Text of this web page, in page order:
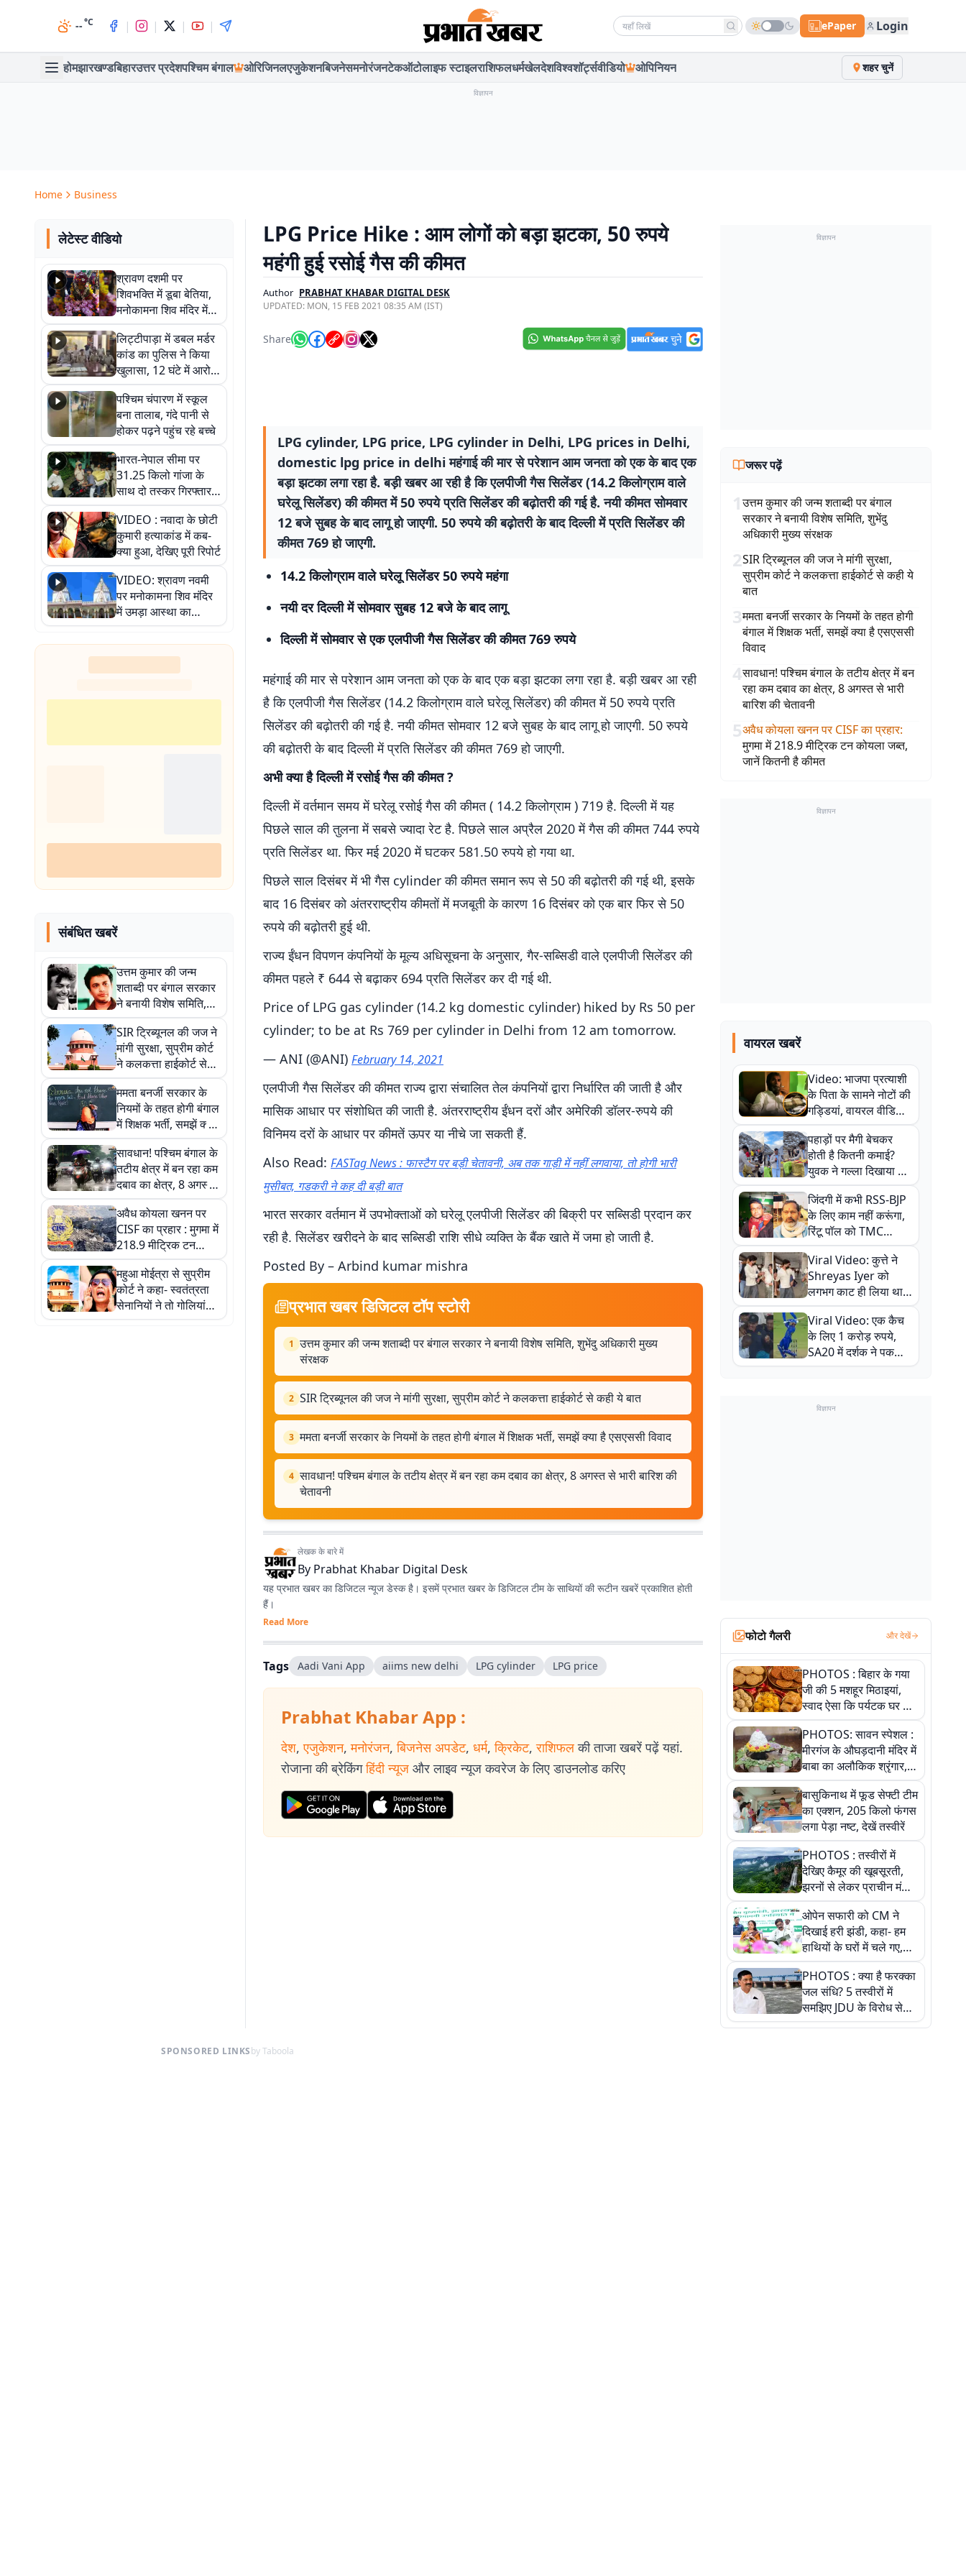
--°C | | | | Search news ePaper Login
होमझारखण्डबिहारउत्तर प्रदेशपश्चिम बंगाल ओरिजिनलएजुकेशनबिजनेसमनोरंजनटेकऑटोलाइफ स्टाइलराशिफलधर्मखेलदेशविश्वशॉर्ट्सवीडियो ओपिनियन शहर चुनें
विज्ञापन
Home Business
लेटेस्ट वीडियो
श्रावण दशमी पर
शिवभक्ति में डूबा बेतिया,
मनोकामना शिव मंदिर में
हुआ भव्य श्रृंगार
लिट्टीपाड़ा में डबल मर्डर
कांड का पुलिस ने किया
खुलासा, 12 घंटे में आरोपी
गिरफ्तार
पश्चिम चंपारण में स्कूल
बना तालाब, गंदे पानी से
होकर पढ़ने पहुंच रहे बच्चे
भारत-नेपाल सीमा पर
31.25 किलो गांजा के
साथ दो तस्कर गिरफ्तार,
नेपाली नंबर की बाइक
जब्त
VIDEO : नवादा के छोटी
कुमारी हत्याकांड में कब-
क्या हुआ, देखिए पूरी रिपोर्ट
VIDEO: श्रावण नवमी
पर मनोकामना शिव मंदिर
में उमड़ा आस्था का
सैलाब, हर-हर महादेव के
जयघोष से गूंजा परिसर
संबंधित खबरें
उत्तम कुमार की जन्म
शताब्दी पर बंगाल सरकार
ने बनायी विशेष समिति,
शुभेंदु अधिकारी मुख्य
संरक्षक
SIR ट्रिब्यूनल की जज ने
मांगी सुरक्षा, सुप्रीम कोर्ट
ने कलकत्ता हाईकोर्ट से
कही ये बात
ममता बनर्जी सरकार के
नियमों के तहत होगी बंगाल
में शिक्षक भर्ती, समझें क्या
है एसएससी विवाद
सावधान! पश्चिम बंगाल के
तटीय क्षेत्र में बन रहा कम
दबाव का क्षेत्र, 8 अगस्त
से भारी बारिश की चेतावनी
अवैध कोयला खनन पर
CISF का प्रहार : मुगमा में
218.9 मीट्रिक टन
कोयला जब्त, जानें कितनी
है कीमत
महुआ मोईत्रा से सुप्रीम
कोर्ट ने कहा- स्वतंत्रता
सेनानियों ने तो गोलियां
खायीं थीं, आपको अंडे से
LPG Price Hike : आम लोगों को बड़ा झटका, 50 रुपये
महंगी हुई रसोई गैस की कीमत
Author PRABHAT KHABAR DIGITAL DESK
UPDATED: MON, 15 FEB 2021 08:35 AM (IST)
Share
LPG cylinder, LPG price, LPG cylinder in Delhi, LPG prices in Delhi,
domestic lpg price in delhi महंगाई की मार से परेशान आम जनता को एक के बाद एक
बड़ा झटका लगा रहा है. बड़ी खबर आ रही है कि एलपीजी गैस सिलेंडर (14.2 किलोग्राम वाले
घरेलू सिलेंडर) की कीमत में 50 रुपये प्रति सिलेंडर की बढ़ोतरी की गई है. नयी कीमत सोमवार
12 बजे सुबह के बाद लागू हो जाएगी. 50 रुपये की बढ़ोतरी के बाद दिल्ली में प्रति सिलेंडर की
कीमत 769 हो जाएगी.
14.2 किलोग्राम वाले घरेलू सिलेंडर 50 रुपये महंगा
नयी दर दिल्ली में सोमवार सुबह 12 बजे के बाद लागू
दिल्ली में सोमवार से एक एलपीजी गैस सिलेंडर की कीमत 769 रुपये
महंगाई की मार से परेशान आम जनता को एक के बाद एक बड़ा झटका लगा रहा है. बड़ी खबर आ रही
है कि एलपीजी गैस सिलेंडर (14.2 किलोग्राम वाले घरेलू सिलेंडर) की कीमत में 50 रुपये प्रति
सिलेंडर की बढ़ोतरी की गई है. नयी कीमत सोमवार 12 बजे सुबह के बाद लागू हो जाएगी. 50 रुपये
की बढ़ोतरी के बाद दिल्ली में प्रति सिलेंडर की कीमत 769 हो जाएगी.
अभी क्या है दिल्ली में रसोई गैस की कीमत ?
दिल्ली में वर्तमान समय में घरेलू रसोई गैस की कीमत ( 14.2 किलोग्राम ) 719 है. दिल्ली में यह
पिछले साल की तुलना में सबसे ज्यादा रेट है. पिछले साल अप्रैल 2020 में गैस की कीमत 744 रुपये
प्रति सिलेंडर था. फिर मई 2020 में घटकर 581.50 रुपये हो गया था.
पिछले साल दिसंबर में भी गैस cylinder की कीमत समान रूप से 50 की बढ़ोतरी की गई थी, इसके
बाद 16 दिसंबर को अंतरराष्ट्रीय कीमतों में मजबूती के कारण 16 दिसंबर को एक बार फिर से 50
रुपये की बढ़ोतरी हुई थी.
राज्य ईंधन विपणन कंपनियों के मूल्य अधिसूचना के अनुसार, गैर-सब्सिडी वाले एलपीजी सिलेंडर की
कीमत पहले ₹ 644 से बढ़ाकर 694 प्रति सिलेंडर कर दी गई थी.
Price of LPG gas cylinder (14.2 kg domestic cylinder) hiked by Rs 50 per
cylinder; to be at Rs 769 per cylinder in Delhi from 12 am tomorrow.
— ANI (@ANI) February 14, 2021
एलपीजी गैस सिलेंडर की कीमत राज्य द्वारा संचालित तेल कंपनियों द्वारा निर्धारित की जाती है और
मासिक आधार पर संशोधित की जाती है. अंतरराष्ट्रीय ईंधन दरों और अमेरिकी डॉलर-रुपये की
विनिमय दरों के आधार पर कीमतें ऊपर या नीचे जा सकती हैं.
Also Read: FASTag News : फास्टैग पर बड़ी चेतावनी, अब तक गाड़ी में नहीं लगवाया, तो होगी भारी
मुसीबत, गडकरी ने कह दी बड़ी बात
भारत सरकार वर्तमान में उपभोक्ताओं को घरेलू एलपीजी सिलेंडर की बिक्री पर सब्सिडी प्रदान कर
रही है. सिलेंडर खरीदने के बाद सब्सिडी राशि सीधे व्यक्ति के बैंक खाते में जमा हो जाती है.
Posted By – Arbind kumar mishra
प्रभात खबर डिजिटल टॉप स्टोरी
1 उत्तम कुमार की जन्म शताब्दी पर बंगाल सरकार ने बनायी विशेष समिति, शुभेंदु अधिकारी मुख्य
संरक्षक
2 SIR ट्रिब्यूनल की जज ने मांगी सुरक्षा, सुप्रीम कोर्ट ने कलकत्ता हाईकोर्ट से कही ये बात
3 ममता बनर्जी सरकार के नियमों के तहत होगी बंगाल में शिक्षक भर्ती, समझें क्या है एसएससी विवाद
4 सावधान! पश्चिम बंगाल के तटीय क्षेत्र में बन रहा कम दबाव का क्षेत्र, 8 अगस्त से भारी बारिश की
चेतावनी
लेखक के बारे में
By Prabhat Khabar Digital Desk
यह प्रभात खबर का डिजिटल न्यूज डेस्क है। इसमें प्रभात खबर के डिजिटल टीम के साथियों की रूटीन खबरें प्रकाशित होती
हैं।
Read More
Tags Aadi Vani App aiims new delhi LPG cylinder LPG price
Prabhat Khabar App :
देश, एजुकेशन, मनोरंजन, बिजनेस अपडेट, धर्म, क्रिकेट, राशिफल की ताजा खबरें पढ़ें यहां.
रोजाना की ब्रेकिंग हिंदी न्यूज और लाइव न्यूज कवरेज के लिए डाउनलोड करिए
विज्ञापन
जरूर पढ़ें
1उत्तम कुमार की जन्म शताब्दी पर बंगाल
सरकार ने बनायी विशेष समिति, शुभेंदु
अधिकारी मुख्य संरक्षक
2SIR ट्रिब्यूनल की जज ने मांगी सुरक्षा,
सुप्रीम कोर्ट ने कलकत्ता हाईकोर्ट से कही ये
बात
3ममता बनर्जी सरकार के नियमों के तहत होगी
बंगाल में शिक्षक भर्ती, समझें क्या है एसएससी
विवाद
4सावधान! पश्चिम बंगाल के तटीय क्षेत्र में बन
रहा कम दबाव का क्षेत्र, 8 अगस्त से भारी
बारिश की चेतावनी
5अवैध कोयला खनन पर CISF का प्रहार:
मुगमा में 218.9 मीट्रिक टन कोयला जब्त,
जानें कितनी है कीमत
विज्ञापन
वायरल खबरें
Video: भाजपा प्रत्याशी
के पिता के सामने नोटों की
गड्डियां, वायरल वीडियो
से राजनीति में उबाल,
अजित महतो बोले- TMC
की गंदी चाल
पहाड़ों पर मैगी बेचकर
होती है कितनी कमाई?
युवक ने गल्ला दिखाया तो
नौकरी वालों के खड़े हो गए
कान
जिंदगी में कभी RSS-BJP
के लिए काम नहीं करूंगा,
रिंटू पॉल को TMC
ऑफिस में ले जाकर पीटा,
Video वायरल
Viral Video: कुत्ते ने
Shreyas Iyer को
लगभग काट ही लिया था,
न्यूजीलैंड सीरीज से पहले
बाल-बाल बचे
Viral Video: एक कैच
के लिए 1 करोड़ रुपये,
SA20 में दर्शक ने पकड़ा
एक हाथ से गजब का कैच
विज्ञापन
फोटो गैलरी और देखें
PHOTOS : बिहार के गया
जी की 5 मशहूर मिठाइयां,
स्वाद ऐसा कि पर्यटक घर ले
जाना नहीं भूलते, तस्वीरों में
देखें
PHOTOS: सावन स्पेशल :
मीरगंज के औघड़दानी मंदिर में
बाबा का अलौकिक श्रृंगार,
तस्वीरों में देखें महादेव के कई
मनमोहक स्वरूप
बासुकिनाथ में फूड सेफ्टी टीम
का एक्शन, 205 किलो फंगस
लगा पेड़ा नष्ट, देखें तस्वीरें
PHOTOS : तस्वीरों में
देखिए कैमूर की खूबसूरती,
झरनों से लेकर प्राचीन मंदिरों
तक प्रकृति और आस्था का
अद्भुत संगम
ओपेन सफारी को CM ने
दिखाई हरी झंडी, कहा- हम
हाथियों के घरों में चले गए,
देखें तस्वीरें
PHOTOS : क्या है फरक्का
जल संधि? 5 तस्वीरों में
समझिए JDU के विरोध से
लेकर बिहार पर असर तक
SPONSORED LINKSby Taboola